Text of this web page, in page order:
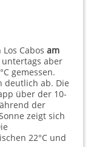
Los Cabosam
aber
gemessen.
deutlich ab. Die
über der 10-
der
zeigt sich
22°C und